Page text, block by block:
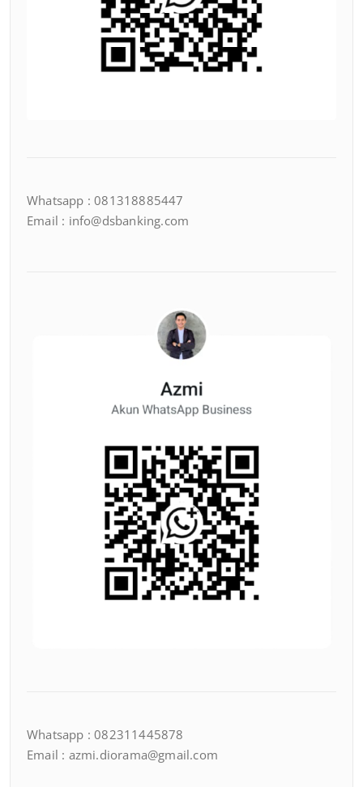
Whatsapp : 081318885447
Email : info@dsbanking.com
Whatsapp : 082311445878
Email : azmi.diorama@gmail.com